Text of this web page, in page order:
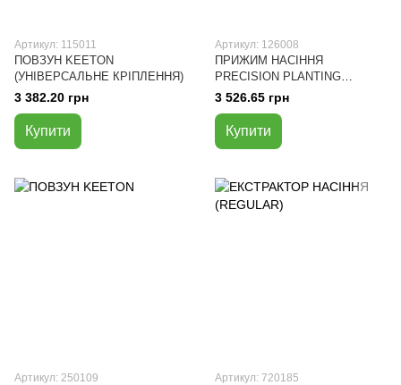
Артикул: 115011
ПОВЗУН KEETON
(УНІВЕРСАЛЬНЕ КРІПЛЕННЯ)
3 382.20 грн
Купити
Артикул: 126008
ПРИЖИМ НАСІННЯ
PRECISION PLANTING
KEETON
3 526.65 грн
Купити
Артикул: 250109 Артикул: 720185